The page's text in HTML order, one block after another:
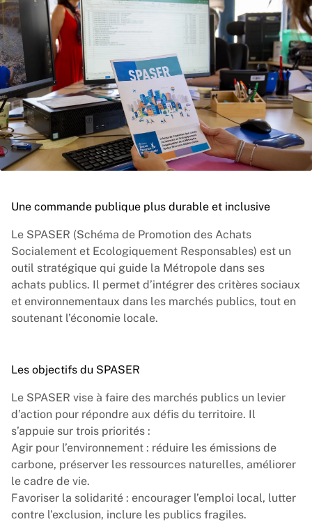
Une commande publique plus durable et inclusive
Le SPASER (Schéma de Promotion des Achats
Socialement et Ecologiquement Responsables) est un
outil stratégique qui guide la Métropole dans ses
achats publics. Il permet d’intégrer des critères sociaux
et environnementaux dans les marchés publics, tout en
soutenant l’économie locale.
Les objectifs du SPASER
Le SPASER vise à faire des marchés publics un levier
d’action pour répondre aux défis du territoire. Il
s’appuie sur trois priorités :
Agir pour l’environnement : réduire les émissions de
carbone, préserver les ressources naturelles, améliorer
le cadre de vie.
Favoriser la solidarité : encourager l’emploi local, lutter
contre l’exclusion, inclure les publics fragiles.